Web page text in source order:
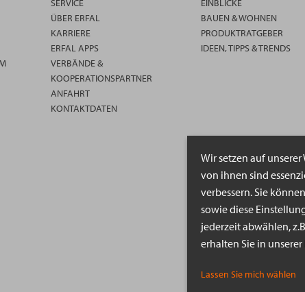
Wir setzen auf
von ihnen sind
verbessern. Sie
sowie diese
jederzeit abwählen,
erhalten Sie in
Lassen Sie mich wählen
SERVICE
ÜBER ERFAL
KARRIERE
ERFAL APPS
VERBÄNDE &
KOOPERATIONSPARTNER
ANFAHRT
KONTAKTDATEN
EINBLICKE
BAUEN & WOHNEN
PRODUKTRATGEBER
IDEEN, TIPPS & TRENDS